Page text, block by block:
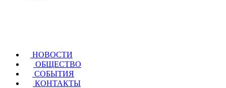
НОВОСТИ
ОБЩЕСТВО
СОБЫТИЯ
КОНТАКТЫ